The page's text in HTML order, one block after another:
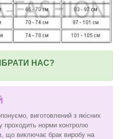
НАС?
виготовлений з якісних
проходить норми контролю
що виключає брак виробу на